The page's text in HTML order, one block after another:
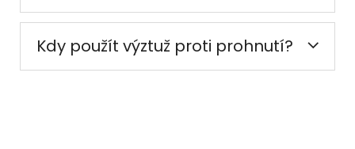
Kdy použít výztuž proti prohnutí?